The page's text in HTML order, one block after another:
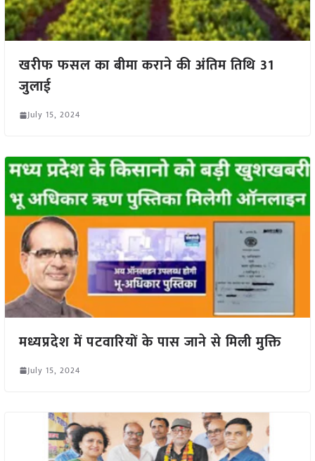
खरीफ फसल का बीमा कराने की अंतिम तिथि 31
जुलाई
July 15, 2024
मध्यप्रदेश में पटवारियों के पास जाने से मिली मुक्ति
July 15, 2024